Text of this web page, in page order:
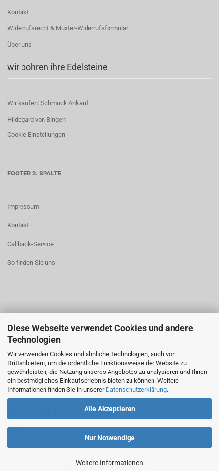
Diese Webseite verwendet Cookies und andere
Technologien
Wir verwenden Cookies und ähnliche Technologien, auch von
Drittanbietern, um die ordentliche Funktionsweise der Website zu
gewährleisten, die Nutzung unseres Angebotes zu analysieren und Ihnen
ein bestmögliches Einkaufserlebnis bieten zu können. Weitere
Informationen finden Sie in unserer Datenschutzerklärung.
Alle Akzeptieren
Nur Notwendige
Weitere Informationen
Kontakt
Widerrufsrecht & Muster-Widerrufsformular
Über uns
wir bohren ihre Edelsteine
Wir kaufen: Schmuck Ankauf
Hildegard von Bingen
Cookie Einstellungen
FOOTER 2. SPALTE
Impressum
Kontakt
Callback-Service
So finden Sie uns
Zahlungsarten
Widerrufsrecht
AGB